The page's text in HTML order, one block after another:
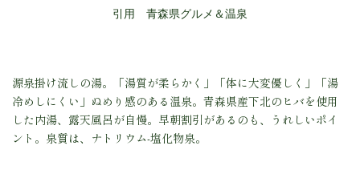
引用 青森県グルメ＆温泉
源泉掛け流しの湯。
「湯質が柔らかく」「体に大変優しく」「湯
冷めしにくい」ぬめり感のある温泉。青森県産下北のヒバを使用
した内湯、露天風呂が自慢。早朝割引があるのも、うれしいポイ
ント。 泉質は、 ナトリウム-塩化物泉。